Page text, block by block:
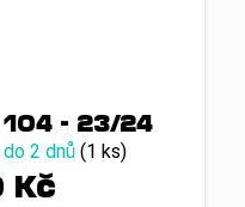
- 23/24
2 dnů (1 ks)
Kč